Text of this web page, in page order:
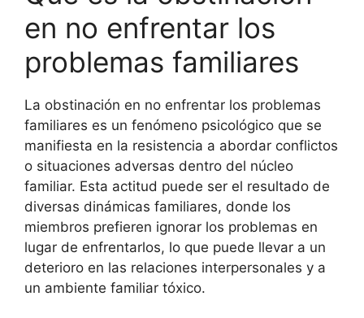
en no enfrentar los
problemas familiares
La obstinación en no enfrentar los problemas
familiares es un fenómeno psicológico que se
manifiesta en la resistencia a abordar conflictos
o situaciones adversas dentro del núcleo
familiar. Esta actitud puede ser el resultado de
diversas dinámicas familiares, donde los
miembros prefieren ignorar los problemas en
lugar de enfrentarlos, lo que puede llevar a un
deterioro en las relaciones interpersonales y a
un ambiente familiar tóxico.